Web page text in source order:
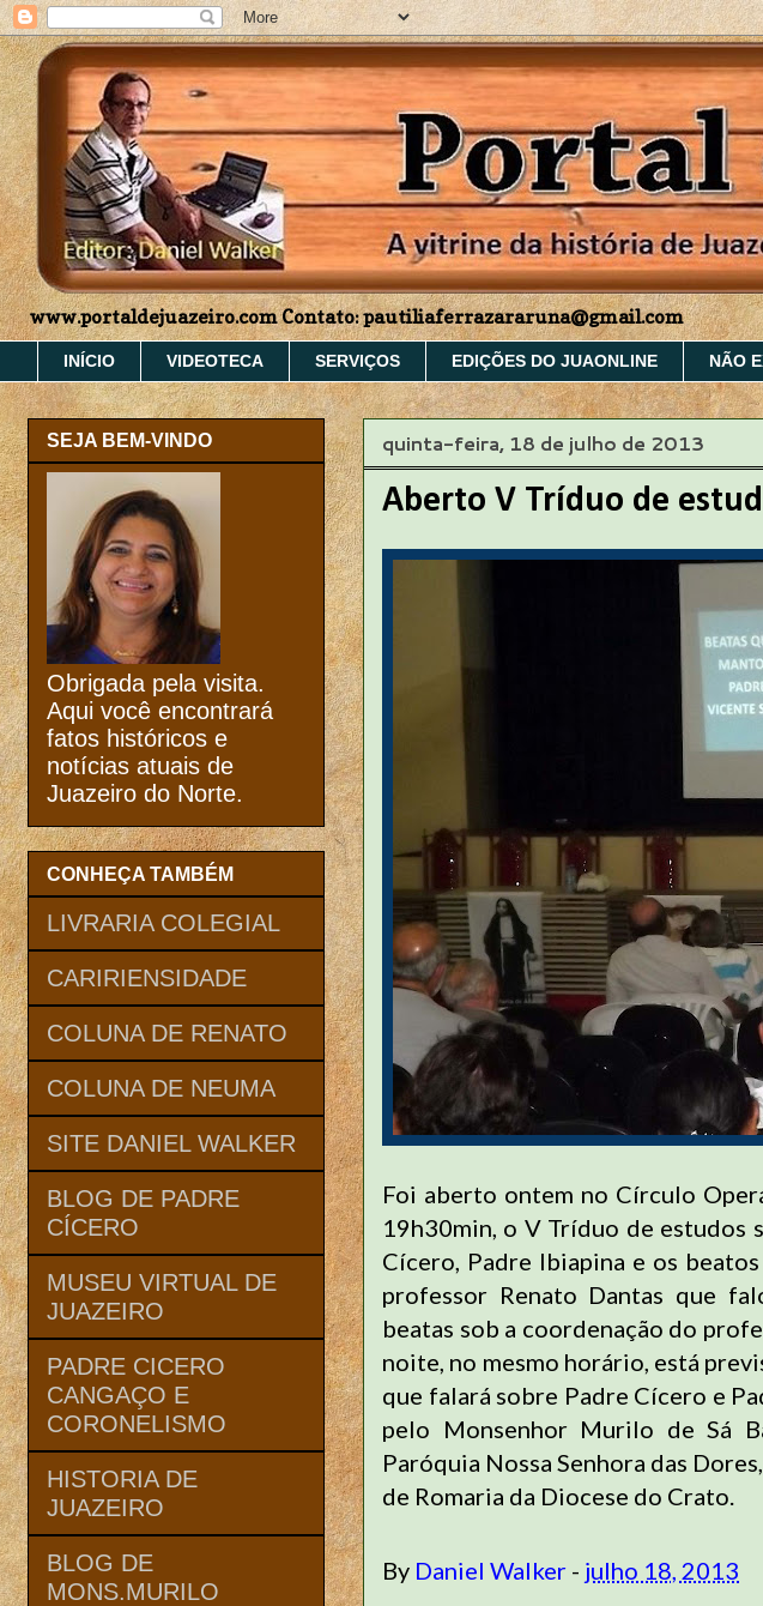
www.portaldejuazeiro.com Contato: pautiliaferrazararuna@gmail.com
INÍCIO VIDEOTECA SERVIÇOS EDIÇÕES DO JUAONLINE NÃO
quinta-feira, 18 de julho de 2013
Aberto V Tríduo de
Foi aberto ontem no Círculo
19h30min, o V Tríduo de estudos
Cícero, Padre Ibiapina e os
professor Renato Dantas que
beatas sob a coordenação do
noite, no mesmo horário, está
que falará sobre Padre Cícero e
pelo Monsenhor Murilo de Sá
Paróquia Nossa Senhora das
de Romaria da Diocese do Crato.
By Daniel Walker - julho 18, 2013
SEJA BEM-VINDO
Obrigada pela visita.
Aqui você encontrará
fatos históricos e
notícias atuais de
Juazeiro do Norte.
CONHEÇA TAMBÉM
LIVRARIA COLEGIAL
CARIRIENSIDADE
COLUNA DE RENATO
COLUNA DE NEUMA
SITE DANIEL WALKER
BLOG DE PADRE
CÍCERO
MUSEU VIRTUAL DE
JUAZEIRO
PADRE CICERO
CANGAÇO E
CORONELISMO
HISTORIA DE
JUAZEIRO
BLOG DE
MONS.MURILO